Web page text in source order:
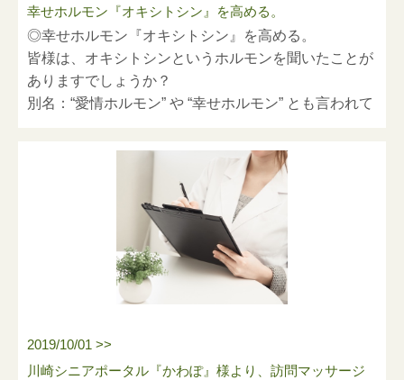
対応地域エリアは、主に横浜市・川崎市・狛江市で
す。
※新型コロナウイルス感染予防対策
のご案内
https://h-s-m-49.com/blog_detail/entry/62
手洗い、手指の消毒、マスク着用等の感染予防対策に
新たにフェイスシールドを装着しております。
1、感染予防対策について
２）毎日出社時の検温・記録簿への記載を徹底
３）勤務中、勤務外に係わらず、密閉・密集・密接の
幸せホルモン『オキシトシン』を高める。
◎幸せホルモン『オキシトシン』を高める。
皆様は、オキシトシンというホルモンを聞いたことが
ありますでしょうか？
別名：“愛情ホルモン” や “幸せホルモン” とも言われて
2019/10/01 >>
川崎シニアポータル『かわぽ』様より、訪問マッサージ